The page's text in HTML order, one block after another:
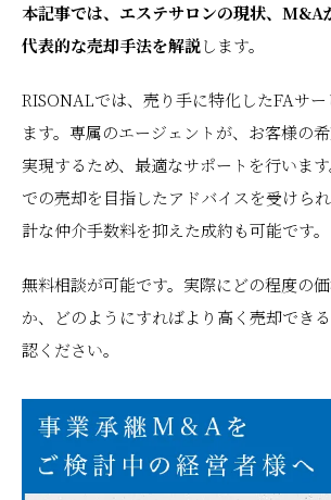
本記事では、エステサロンの現状、M&A
代表的な売却手法を解説します。
RISONALでは、売り手に特化したFAサ
ます。専属のエージェントが、お客様の
実現するため、最適なサポートを行いま
での売却を目指したアドバイスを受けら
計な仲介手数料を抑えた成約も可能です。
無料相談が可能です。実際にどの程度の
か、どのようにすればより高く売却でき
認ください。